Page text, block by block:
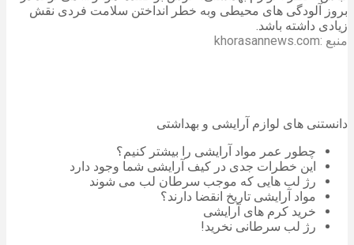
بروز آلودگی های محیطی وبه خطر انداختن سلامت فردی نقش
زیادی داشته باشد.
منبع :khorasannews.com
دانستنی های لوازم آرایشی و بهداشتی
چطور عمر مواد آرایشی را بیشتر کنیم؟
این خطرات جدی در کیف آرایشی شما وجود دارد
رژ لب هایی که موجب سرطان لب می شوند
مواد آرایشی تاریخ انقضا دارند؟
خرید کرم های آرایشی
رژ لب سرطانی نخرید!